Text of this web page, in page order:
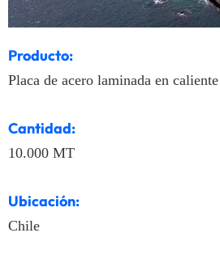
Producto:
Placa de acero laminada en caliente
Cantidad:
10.000 MT
Ubicación:
Chile